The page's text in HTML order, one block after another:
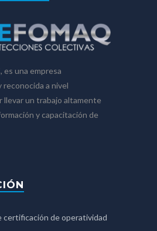
es una empresa
reconocida a nivel
llevar un trabajo altamente
y capacitación de
certificación de operatividad